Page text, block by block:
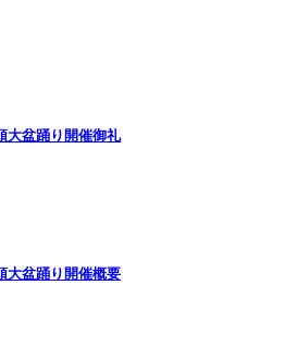
大盆踊り開催御礼
大盆踊り開催概要